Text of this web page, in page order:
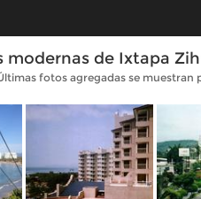
modernas de Ixtapa
fotos agregadas se muestran